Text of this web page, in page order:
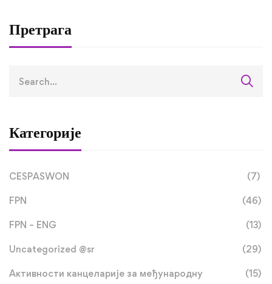
Претрага
Категорије
CESPASWON (7)
FPN (46)
FPN – ENG (13)
Uncategorized @sr (29)
Активности канцеларије за међународну
(15)